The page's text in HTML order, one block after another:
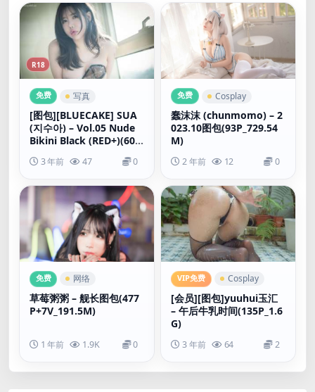
R18
免费 写真
[图包][BLUECAKE] SUA
(지수아) – Vol.05 Nude
Bikini Black (RED+)(60P
3 年前 47 0
免费 Cosplay
蠢沫沫 (chunmomo) – 2
023.10图包(93P_729.54
M)
2 年前 12 0
免费 网络
草莓粥粥 – 舰长图包(477
P+7V_191.5M)
1 年前 1.9K 0
VIP免费 Cosplay
[会员][图包]yuuhui玉汇
– 午后牛乳时间(135P_1.6
G)
3 年前 64 2